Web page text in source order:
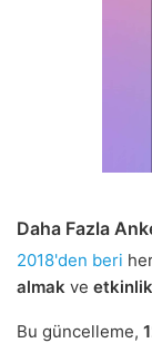
Daha Fazla
2018'den beri
almak ve
Bu güncelleme,